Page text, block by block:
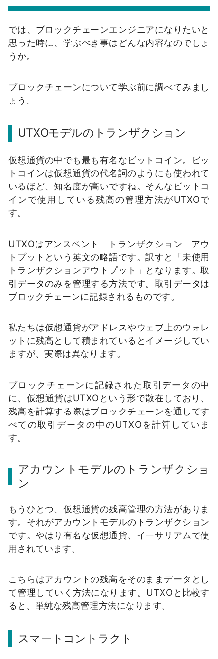
では、ブロックチェーンエンジニアになりたいと
思った時に、学ぶべき事はどんな内容なのでしょ
うか。
ブロックチェーンについて学ぶ前に調べてみまし
ょう。
UTXOモデルのトランザクション
仮想通貨の中でも最も有名なビットコイン。
ビッ
トコインは仮想通貨の代名詞のようにも使われて
いるほど、知名度が高いですね。 そんなビットコ
インで使用している残高の管理方法がUTXOで
す。
UTXOはアンスペント トランザクション アウ
トプットという英文の略語です。訳すと「未使用
トランザクションアウトプット」となります。取
引データのみを管理する方法です。取引データは
ブロックチェーンに記録されるものです。
私たちは仮想通貨がアドレスやウェブ上のウォレ
ットに残高として積まれているとイメージしてい
ますが、実際は異なります。
ブロックチェーンに記録された取引データの中
に、仮想通貨はUTXOという形で散在しており、
残高を計算する際はブロックチェーンを通してす
べての取引データの中のUTXOを計算していま
す。
アカウントモデルのトランザクショ
ン
もうひとつ、仮想通貨の残高管理の方法がありま
す。 それがアカウントモデルのトランザクション
です。 やはり有名な仮想通貨、イーサリアムで使
用されています。
こちらはアカウントの残高をそのままデータとし
て管理していく方法になります。 UTXOと比較す
ると、単純な残高管理方法になります。
スマートコントラクト